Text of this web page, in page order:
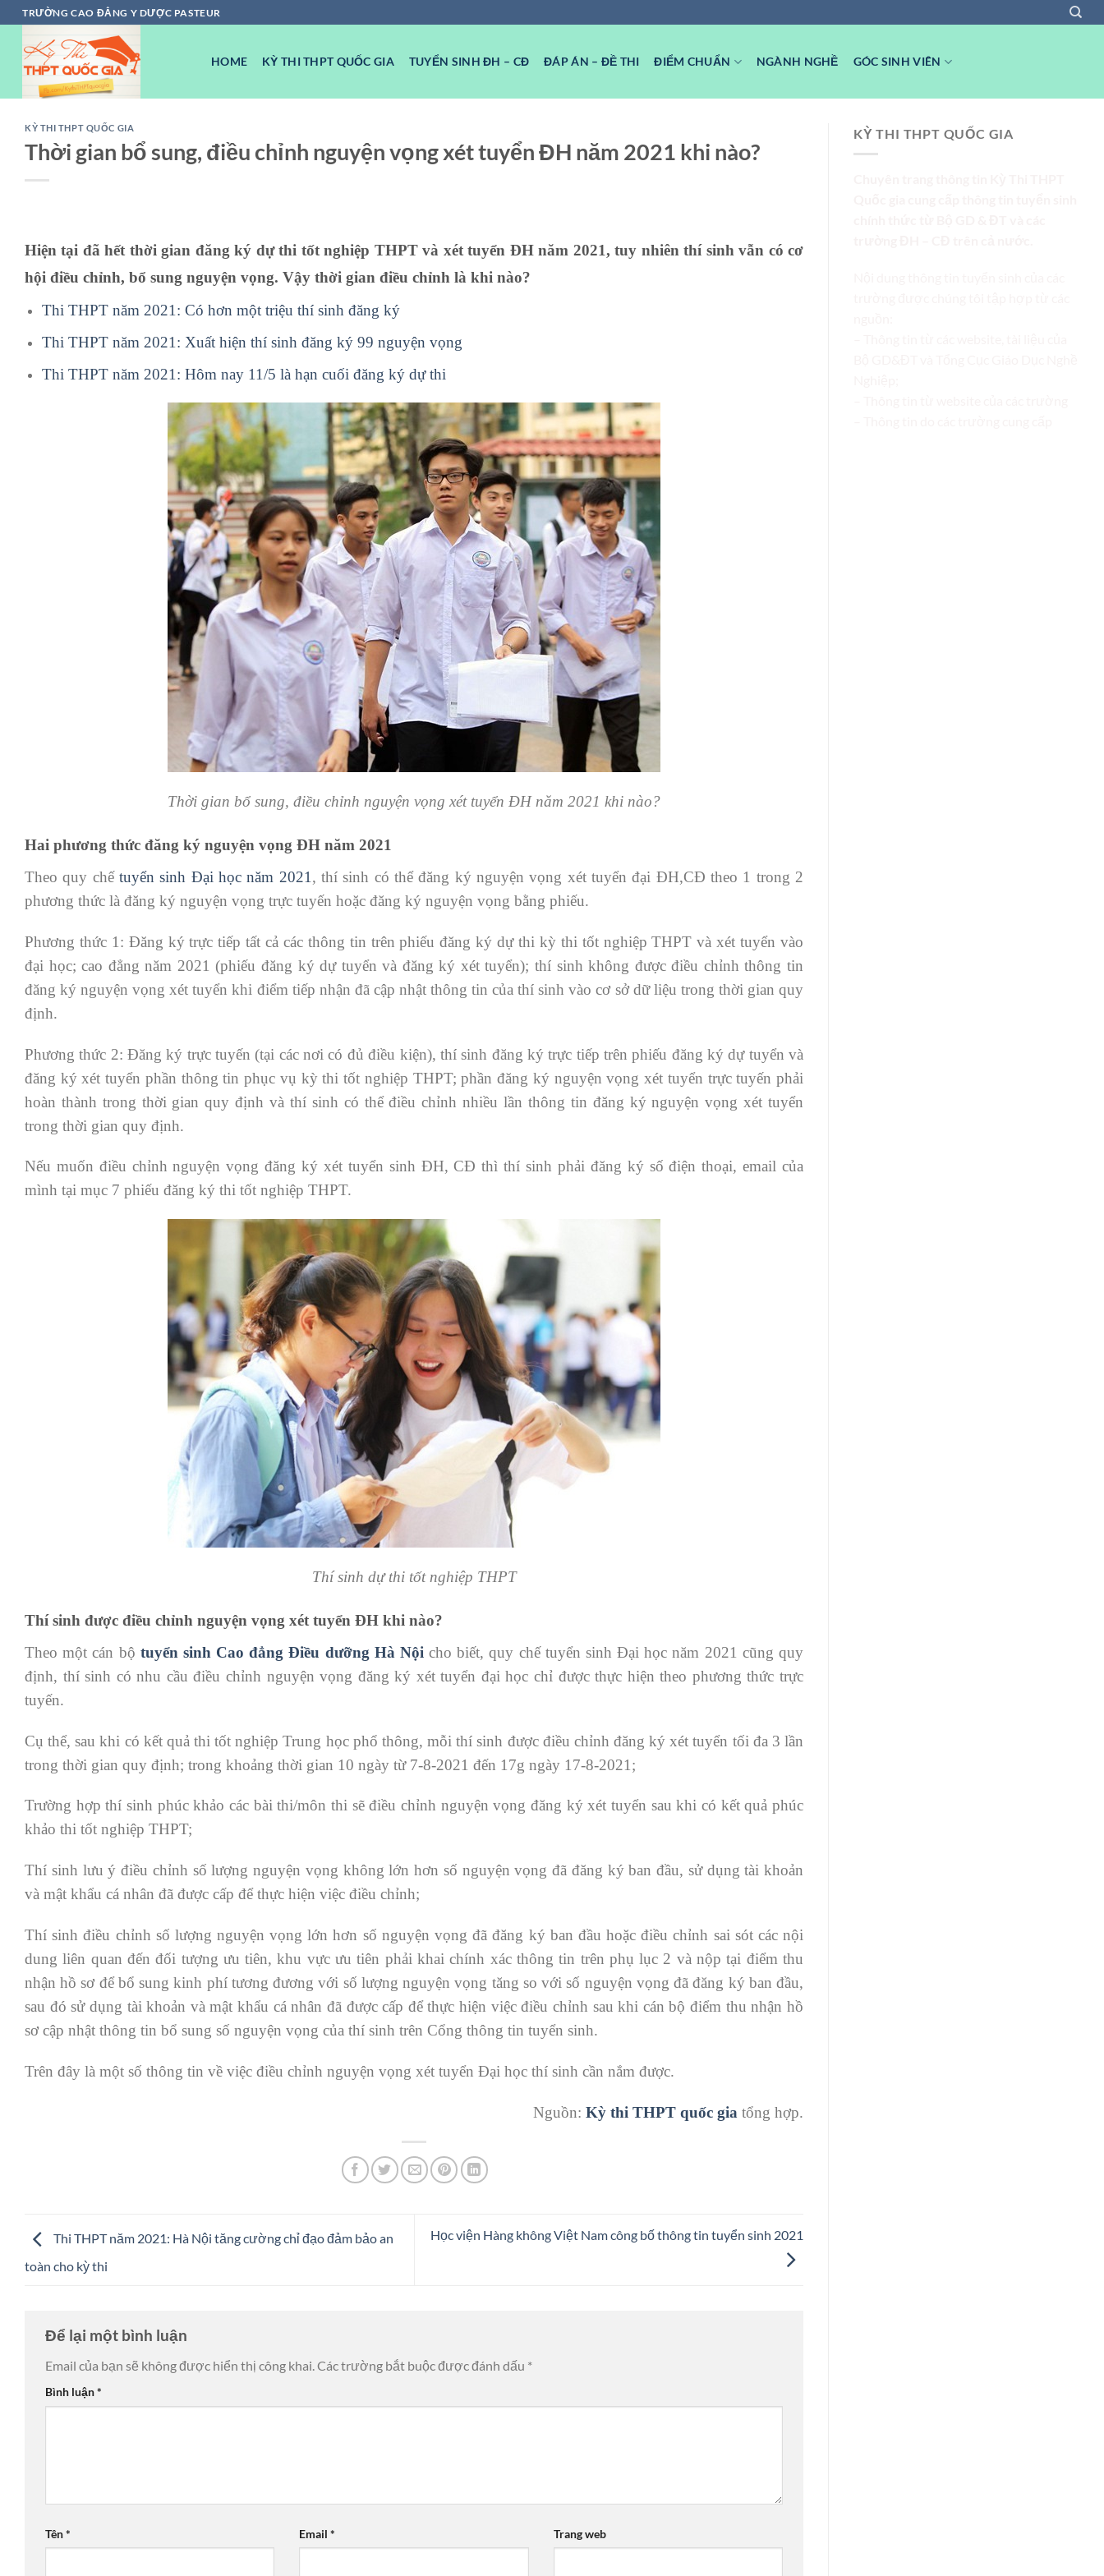
Chuyển
đến
dung
TRƯỜNG CAO ĐẲNG Y DƯỢC PASTEUR
HOME KỲ THI THPT QUỐC GIA TUYỂN SINH ĐH – CĐ ĐÁP ÁN – ĐỀ THI ĐIỂM CHUẨN NGÀNH NGHỀ GÓC SINH VIÊN
KỲ THI THPT QUỐC GIA
Thời gian bổ sung, điều chỉnh nguyện vọng xét tuyển ĐH năm 2021 khi nào?
Hiện tại đã hết thời gian đăng ký dự thi tốt nghiệp THPT và xét tuyển ĐH năm 2021, tuy nhiên thí sinh vẫn có cơ
hội điều chỉnh, bổ sung nguyện vọng. Vậy thời gian điều chỉnh là khi nào?
Thi THPT năm 2021: Có hơn một triệu thí sinh đăng ký
Thi THPT năm 2021: Xuất hiện thí sinh đăng ký 99 nguyện vọng
Thi THPT năm 2021: Hôm nay 11/5 là hạn cuối đăng ký dự thi
Thời gian bổ sung, điều chỉnh nguyện vọng xét tuyển ĐH năm 2021 khi nào?
Hai phương thức đăng ký nguyện vọng ĐH năm 2021
Theo quy chế tuyển sinh Đại học năm 2021 , thí sinh có thể đăng ký nguyện vọng xét tuyển đại ĐH,CĐ theo 1 trong 2
phương thức là đăng ký nguyện vọng trực tuyến hoặc đăng ký nguyện vọng bằng phiếu.
Phương thức 1: Đăng ký trực tiếp tất cả các thông tin trên phiếu đăng ký dự thi kỳ thi tốt nghiệp THPT và xét tuyển vào
đại học; cao đẳng năm 2021 (phiếu đăng ký dự tuyển và đăng ký xét tuyển); thí sinh không được điều chỉnh thông tin
đăng ký nguyện vọng xét tuyển khi điểm tiếp nhận đã cập nhật thông tin của thí sinh vào cơ sở dữ liệu trong thời gian quy
định.
Phương thức 2: Đăng ký trực tuyến (tại các nơi có đủ điều kiện), thí sinh đăng ký trực tiếp trên phiếu đăng ký dự tuyển và
đăng ký xét tuyển phần thông tin phục vụ kỳ thi tốt nghiệp THPT; phần đăng ký nguyện vọng xét tuyển trực tuyến phải
hoàn thành trong thời gian quy định và thí sinh có thể điều chỉnh nhiều lần thông tin đăng ký nguyện vọng xét tuyển
trong thời gian quy định.
Nếu muốn điều chỉnh nguyện vọng đăng ký xét tuyển sinh ĐH, CĐ thì thí sinh phải đăng ký số điện thoại, email của
mình tại mục 7 phiếu đăng ký thi tốt nghiệp THPT.
Thí sinh dự thi tốt nghiệp THPT
Thí sinh được điều chỉnh nguyện vọng xét tuyển ĐH khi nào?
Theo một cán bộ tuyển sinh Cao đẳng Điều dưỡng Hà Nội cho biết, quy chế tuyển sinh Đại học năm 2021 cũng quy
định, thí sinh có nhu cầu điều chỉnh nguyện vọng đăng ký xét tuyển đại học chỉ được thực hiện theo phương thức trực
tuyến.
Cụ thể, sau khi có kết quả thi tốt nghiệp Trung học phổ thông, mỗi thí sinh được điều chỉnh đăng ký xét tuyển tối đa 3 lần
trong thời gian quy định; trong khoảng thời gian 10 ngày từ 7-8-2021 đến 17g ngày 17-8-2021;
Trường hợp thí sinh phúc khảo các bài thi/môn thi sẽ điều chỉnh nguyện vọng đăng ký xét tuyển sau khi có kết quả phúc
khảo thi tốt nghiệp THPT;
Thí sinh lưu ý điều chỉnh số lượng nguyện vọng không lớn hơn số nguyện vọng đã đăng ký ban đầu, sử dụng tài khoản
và mật khẩu cá nhân đã được cấp để thực hiện việc điều chỉnh;
Thí sinh điều chỉnh số lượng nguyện vọng lớn hơn số nguyện vọng đã đăng ký ban đầu hoặc điều chỉnh sai sót các nội
dung liên quan đến đối tượng ưu tiên, khu vực ưu tiên phải khai chính xác thông tin trên phụ lục 2 và nộp tại điểm thu
nhận hồ sơ để bổ sung kinh phí tương đương với số lượng nguyện vọng tăng so với số nguyện vọng đã đăng ký ban đầu,
sau đó sử dụng tài khoản và mật khẩu cá nhân đã được cấp để thực hiện việc điều chỉnh sau khi cán bộ điểm thu nhận hồ
sơ cập nhật thông tin bổ sung số nguyện vọng của thí sinh trên Cổng thông tin tuyển sinh.
Trên đây là một số thông tin về việc điều chỉnh nguyện vọng xét tuyển Đại học thí sinh cần nắm được.
Nguồn: Kỳ thi THPT quốc gia tổng hợp.
Thi THPT năm 2021: Hà Nội tăng cường chỉ đạo đảm bảo an
toàn cho kỳ thi
Học viện Hàng không Việt Nam công bố thông tin tuyển sinh 2021
Để lại một bình luận
Email của bạn sẽ không được hiển thị công khai.Các trường bắt buộc được đánh dấu *
Bình luận*
Tên* Email* Trang web
KỲ THI THPT QUỐC GIA